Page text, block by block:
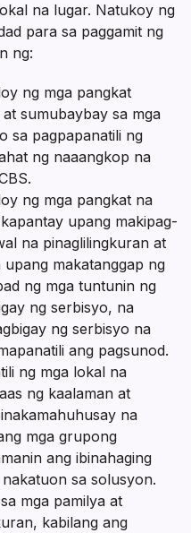
na lugar. Natukoy ng
para sa paggamit ng
ng:
ng mga pangkat
sumubaybay sa mga
sa pagpapanatili ng
ng naaangkop na
ng mga pangkat na
upang makipag-
na pinaglilingkuran at
makatanggap ng
ng mga tuntunin ng
ng serbisyo, na
ng serbisyo na
ang pagsunod.
ng mga lokal na
ng kaalaman at
na
mga grupong
ang ibinahaging
sa solusyon.
mga pamilya at
kabilang ang